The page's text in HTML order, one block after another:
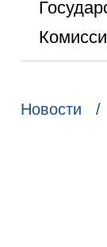
Новости /